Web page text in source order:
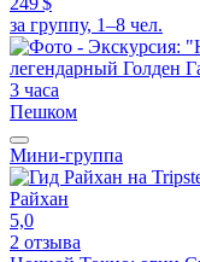
за группу, 1–8 чел.
3 часа
Пешком
Мини-группа
Райхан
5,0
2 отзыва